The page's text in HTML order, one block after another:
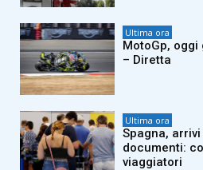
Ultima ora
MotoGp,
– Diretta
Ultima ora
Spagna,
documenti:
viaggiatori